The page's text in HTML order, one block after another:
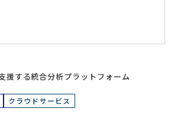
援する統合分析プラットフォーム
クラウドサービス